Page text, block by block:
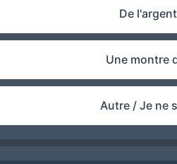
De
Une montre
Autre / Je ne